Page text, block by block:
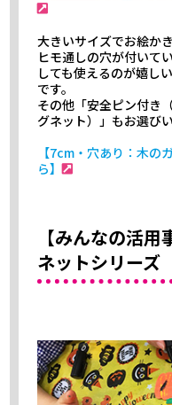
大きいサイズでお絵か
ヒモ通しの穴が付いて
しても使えるのが嬉し
です。
その他「安全ピン付き
グネット）」もお選び
【7cm・穴あり：木の
ら】
【みんなの活
ネットシリーズ